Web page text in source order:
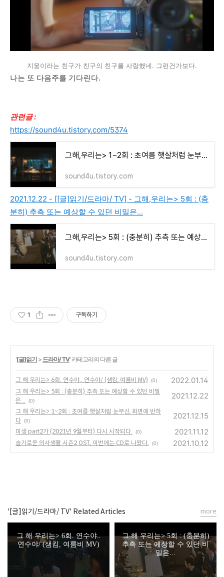
지웅이라는 친구가 친구의 친구를 사랑했네. 그런건가보다.
나는 또 다음주를 기다린다.
관련글 :
https://sound4u.tistory.com/5374
그해,우리는> 1~2회 : 초여름 햇살처럼 눈부신, 화면에 반하다
sound4u.tistory.com
2021.12.22 - [[글]읽기/드라마/ TV] - 그해,우리는> 5회 : (충
분히) 추측 또는 예상할 수 있던 비밀은...
그해,우리는> 5회 : (충분히) 추측 또는 예상할 수 있던 비밀은...
sound4u.tistory.com
1 구독하기
'[글]읽기 > 드라마/ TV' 카테고리의 다른 글
그 해 우리는> 6회. 연수야.. 연수야/ (샘킴, 여름비 MV) (0) 2022.01.14
그 해 우리는> 5회 : (충분히) 추측 또는 예상할 수 있던 비밀
은...
(0)
2021.12.22
그 해 우리는> 1~2회 : 초여름 햇살처럼 눈부신, 화면에 반하
다 (0)
2021.12.15
미생 part2가 (2021년 9월부터) 다시 시작되다. (0) 2021.11.12
슬기로운 의사생활 시즌2 OST, 이번에는 CD로 나왔다. (0) 2021.10.12
'[글]읽기/드라마/ TV' Related Articles
그 해 우리는> 6회. 연수야..
연수야/ (샘킴, 여름비 MV)
그 해 우리는> 5회 : (충분히)
추측 또는 예상할 수 있던 비
밀은...
more